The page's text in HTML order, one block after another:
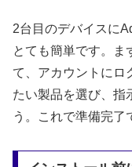
2台目のデバイスに
とても簡単です。ま
て、アカウントにロ
たい製品を選び、指
う。これで準備完了